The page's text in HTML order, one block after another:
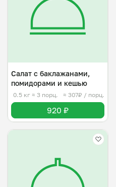
Салат с баклажанами,
помидорами и кешью
0.5 кг ≈ 3 порц. ≈ 307₽ / порц.
920 ₽